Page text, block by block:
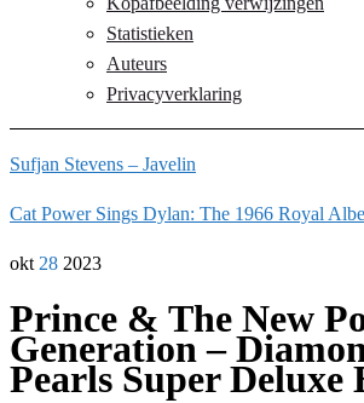
Statistieken
Auteurs
Privacyverklaring
Sufjan Stevens – Javelin
Cat Power Sings Dylan: The 1966 Royal
okt 28 2023
Prince & The New
Generation –
Pearls Super Deluxe